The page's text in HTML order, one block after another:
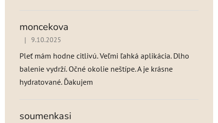
moncekova
Hodnotenie produktu je 5 z 5 hviezdičiek.
| 9.10.2025
Pleť mám hodne citlivú. Veľmi ľahká aplikácia. Dlho
balenie vydrží. Očné okolie neštípe. A je krásne
hydratované. Ďakujem
soumenkasi